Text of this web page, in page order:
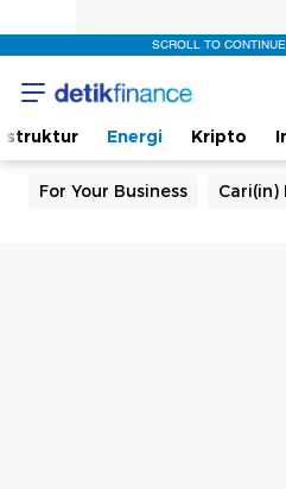
SCROLL TO
Energi Kripto
For Your Business Cari(in)